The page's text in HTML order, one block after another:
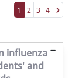
1 2 3 4
influenza
and